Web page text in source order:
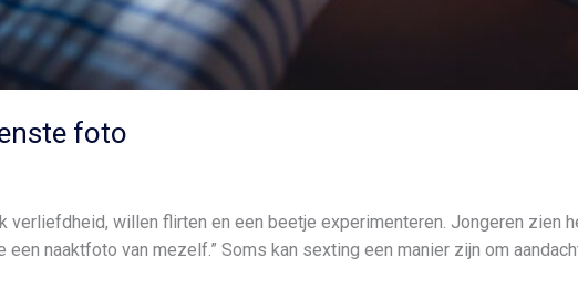
foto
verliefdheid, willen flirten en een beetje experimenteren. Jongeren zien
naaktfoto van mezelf.” Soms kan sexting een manier zijn om